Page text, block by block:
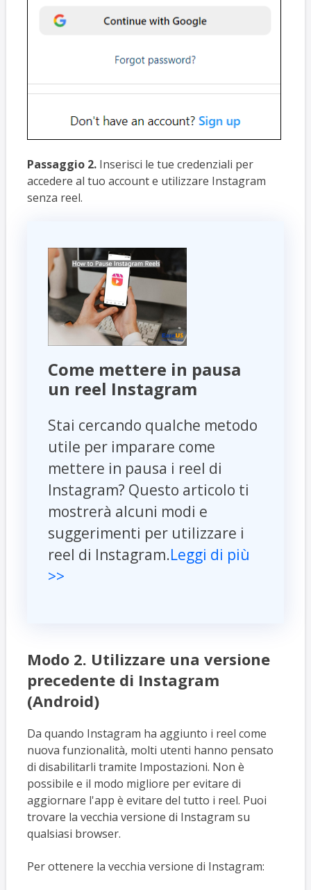
Passaggio 2.Inserisci le tue credenziali per
accedere al tuo account e utilizzare Instagram
senza reel.
Come mettere in pausa
un reel Instagram
Stai cercando qualche metodo
utile per imparare come
mettere in pausa i reel di
Instagram? Questo articolo ti
mostrerà alcuni modi e
suggerimenti per utilizzare i
reel di Instagram.Leggi di più
>>
Modo 2. Utilizzare una versione
precedente di Instagram
(Android)
Da quando Instagram ha aggiunto i reel come
nuova funzionalità, molti utenti hanno pensato
di disabilitarli tramite Impostazioni. Non è
possibile e il modo migliore per evitare di
aggiornare l'app è evitare del tutto i reel. Puoi
trovare la vecchia versione di Instagram su
qualsiasi browser.
Per ottenere la vecchia versione di Instagram: